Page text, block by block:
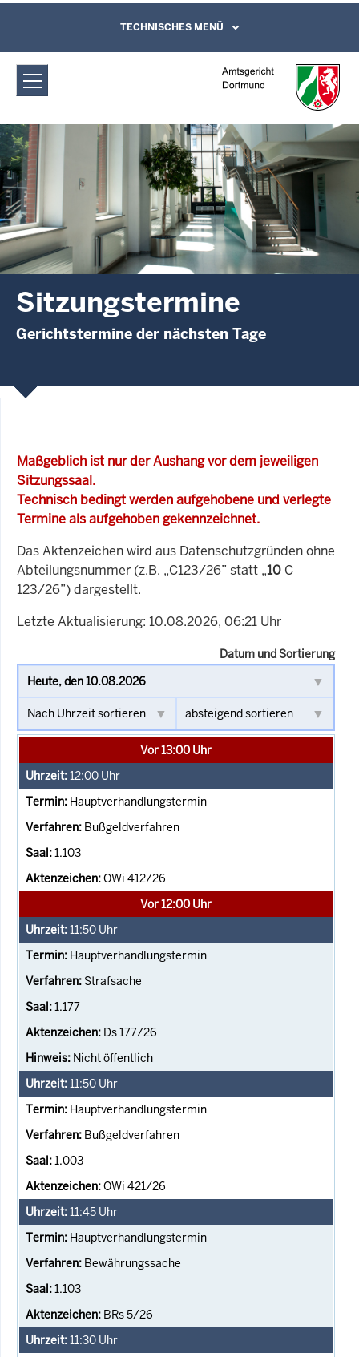
Amtsgericht Dortmund:
Sitzungstermine
Direkt zum Inhalt
Leichte Sprache, Gebärdensprachenvideo
und Kontaktformular
TECHNISCHES MENÜ
Sitzungstermine
Gerichtstermine der nächsten Tage
Maßgeblich ist nur der Aushang vor dem jeweiligen
Sitzungssaal.
Technisch bedingt werden aufgehobene und verlegte
Termine als aufgehoben gekennzeichnet.
Das Aktenzeichen wird aus Datenschutzgründen ohne
Abteilungsnummer (z.B. „C123/26” statt „10 C
123/26”) dargestellt.
Letzte Aktualisierung: 10.08.2026, 06:21 Uhr
Datum und Sortierung
Vor 13:00 Uhr
12:00 Uhr
Hauptverhandlungstermin
Bußgeldverfahren
1.103
OWi 412/26
Vor 12:00 Uhr
11:50 Uhr
Hauptverhandlungstermin
Strafsache
1.177
Ds 177/26
Nicht öffentlich
11:50 Uhr
Hauptverhandlungstermin
Bußgeldverfahren
1.003
OWi 421/26
11:45 Uhr
Hauptverhandlungstermin
Bewährungssache
1.103
BRs 5/26
11:30 Uhr